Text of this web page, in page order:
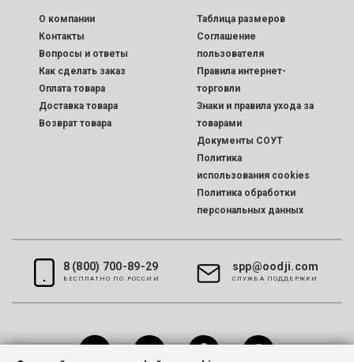
O компании
Контакты
Вопросы и ответы
Как сделать заказ
Оплата товара
Доставка товара
Возврат товара
Таблица размеров
Соглашение
пользователя
Правила интернет-
торговли
Знаки и правила ухода за
товарами
Документы СОУТ
Политика
использования cookies
Политика обработки
персональных данных
8 (800) 700-89-29
БЕСПЛАТНО ПО РОССИИ
spp@oodji.com
CЛУЖБА ПОДДЕРЖКИ